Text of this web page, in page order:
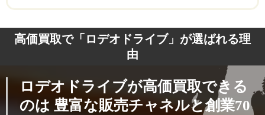
高価買取で「ロデオドライブ」が選ばれる理
由
ロデオドライブが高価買取できる
のは 豊富な販売チャネルと創業70